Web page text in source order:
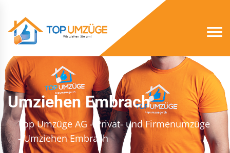
Umziehen Embrach
Top Umzüge AG - Privat- und Firmenumzüge
- Umziehen Embrach